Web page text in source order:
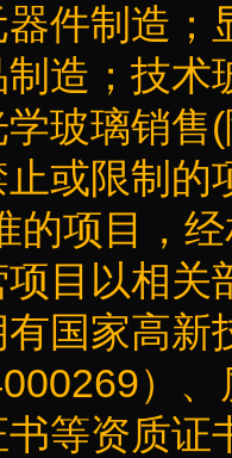
件制造；
造；技术
玻璃销售
或限制的
的项目，
目以相关
国家高新
）
等资质证